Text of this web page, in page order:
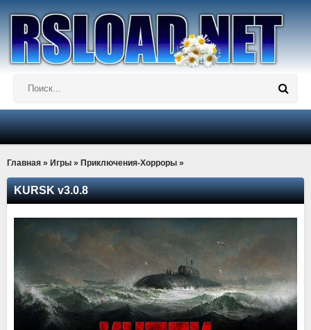
Главная » Игры » Приключения-Хорроры »
KURSK v3.0.8